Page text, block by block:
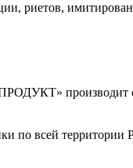
риетов,
производит
по всей территории